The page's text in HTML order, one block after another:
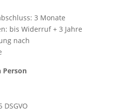
3 Monate
bis Widerruf + 3 Jahre
nach
Person